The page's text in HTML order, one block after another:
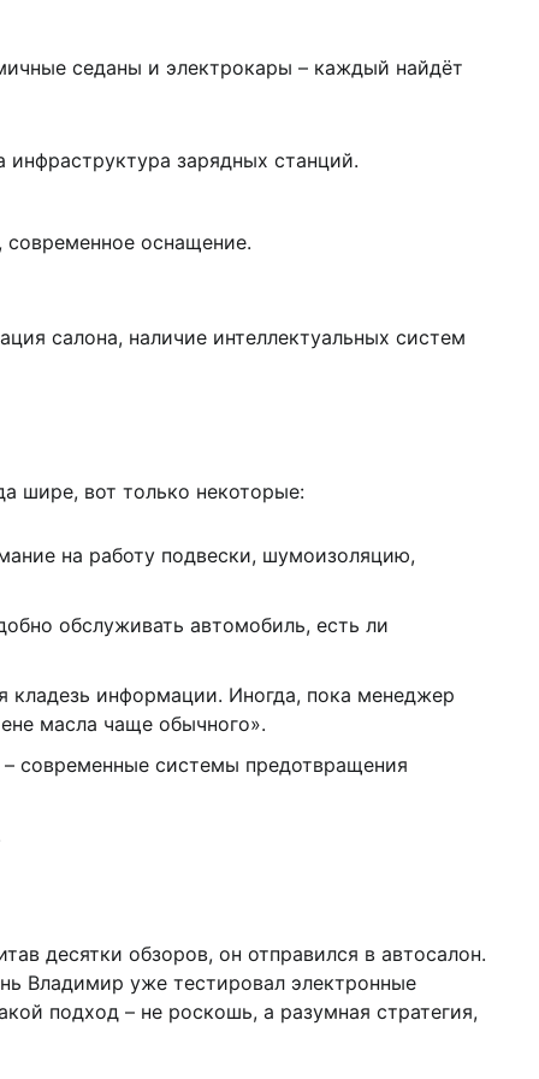
седаны и электрокары – каждый найдёт
зарядных станций.
оснащение.
салона, наличие интеллектуальных систем
шире, вот только некоторые:
на работу подвески, шумоизоляцию,
обслуживать автомобиль, есть ли
информации. Иногда, пока менеджер
масла чаще обычного».
современные системы предотвращения
десятки обзоров, он отправился в автосалон.
Владимир уже тестировал электронные
подход – не роскошь, а разумная стратегия,